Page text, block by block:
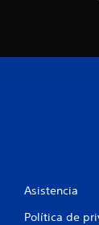
Asistencia
Política de